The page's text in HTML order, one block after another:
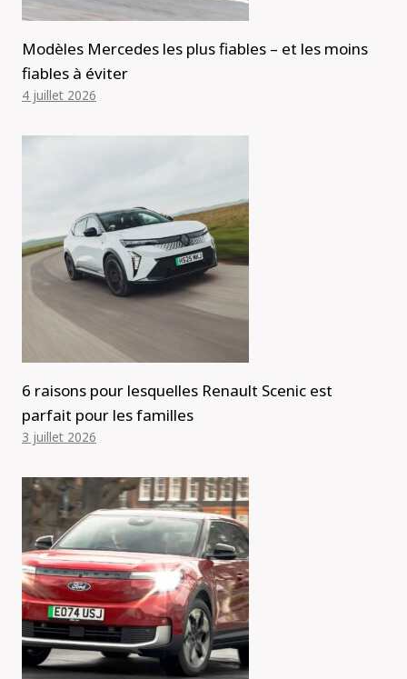
Modèles Mercedes les plus fiables – et les moins
fiables à éviter
4 juillet 2026
6 raisons pour lesquelles Renault Scenic est
parfait pour les familles
3 juillet 2026